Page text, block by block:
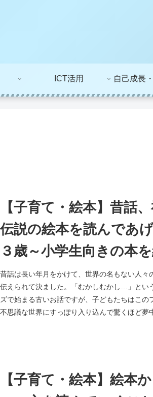
ICT活用
【子育て・絵本】昔話、
伝説の絵本を読んであげ
３歳～小学生向きの本を
昔話は長い年月をかけて、世界の名もない人々
伝えられて決ました。「むかしむかし…」とい
ズで始まる古いお話ですが、子どもたちはこの
不思議な世界にすっぽり入り込んで驚くほど夢
【子育て・絵本】絵本